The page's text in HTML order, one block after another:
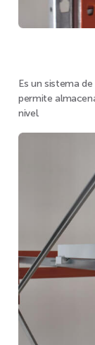
Es un sistema
permite
nivel.